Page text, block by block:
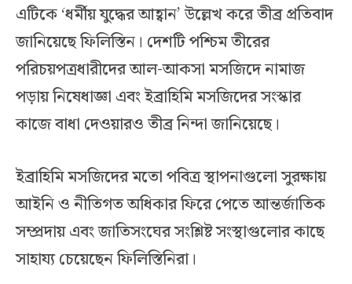
এটিকে ‘ধর্মীয় যুদ্ধের আহ্বান’ উল্লেখ করে তীব্র প্রতিবাদ
জানিয়েছে ফিলিস্তিন। দেশটি পশ্চিম তীরের
পরিচয়পত্রধারীদের আল-আকসা মসজিদে নামাজ
পড়ায় নিষেধাজ্ঞা এবং ইব্রাহিমি মসজিদের সংস্কার
কাজে বাধা দেওয়ারও তীব্র নিন্দা জানিয়েছে।
ইব্রাহিমি মসজিদের মতো পবিত্র স্থাপনাগুলো সুরক্ষায়
আইনি ও নীতিগত অধিকার ফিরে পেতে আন্তর্জাতিক
সম্প্রদায় এবং জাতিসংঘের সংশ্লিষ্ট সংস্থাগুলোর কাছে
সাহায্য চেয়েছেন ফিলিস্তিনিরা।